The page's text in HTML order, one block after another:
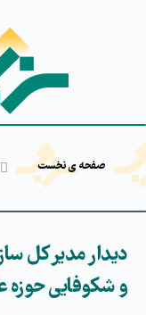
صفحه ی نخست
دیدار مدیر کل
و شکوفایی حوزه